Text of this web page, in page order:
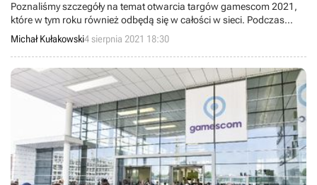
Poznaliśmy szczegóły na temat otwarcia targów gamescom 2021,
które w tym roku również odbędą się w całości w sieci. Podczas
specjalnego dwugodzinnego streamu Opening Night Live gracze
będą mieli okazję zobaczyć zapowiedzi nowych gier oraz kolejne
materiały z najbardziej oczekiwanych produkcji.
Michał Kułakowski4 sierpnia 2021 18:30